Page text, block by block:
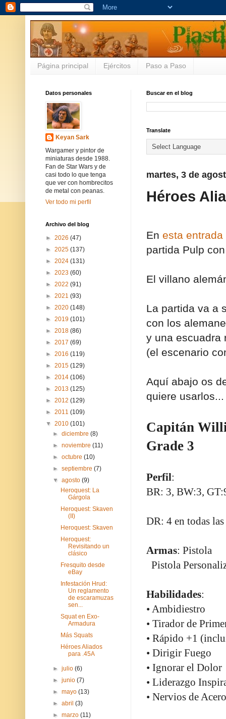
Página principal Ejércitos Paso a Paso
Buscar en el blog
Translate
martes, 3 de
Héroes
En esta
partida Pulp
El villano
La partida va a
con los
y una escuadra
(el escenario
Aquí abajo os
quiere usarlos...
Capitán
Grade 3
Perfil:
BR: 3, BW:3,
DR: 4 en todas
Armas: Pistola
Pistola
Habilidades:
• Ambidiestro
• Tirador de
• Rápido +1
• Dirigir Fuego
• Ignorar el Dolor
• Liderazgo
• Nervios de
Datos personales
Keyan Sark
Wargamer y pintor de
miniaturas desde 1988.
Fan de Star Wars y de
casi todo lo que tenga
que ver con hombrecitos
de metal con peanas.
Ver todo mi perfil
Archivo del blog
► 2026 (47)
► 2025 (137)
► 2024 (131)
► 2023 (60)
► 2022 (91)
► 2021 (93)
► 2020 (148)
► 2019 (101)
► 2018 (86)
► 2017 (69)
► 2016 (119)
► 2015 (129)
► 2014 (106)
► 2013 (125)
► 2012 (129)
► 2011 (109)
▼ 2010 (101)
►diciembre(8)
►noviembre(11)
►octubre(10)
►septiembre(7)
▼agosto(9)
Heroquest: La
Gárgola
Heroquest: Skaven
(II)
Heroquest: Skaven
Heroquest:
Revisitando un
clásico
Fresquito desde
eBay
Infestación Hrud:
Un reglamento
de escaramuzas
sen...
Squat en Exo-
Armadura
Más Squats
Héroes Aliados
para .45A
►julio(6)
►junio(7)
►mayo(13)
►abril(3)
►marzo(11)